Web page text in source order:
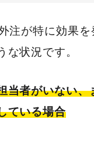
注が特に効果を
な状況です。
当者がいない、
ている場合